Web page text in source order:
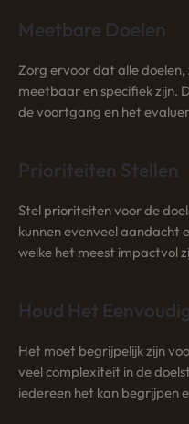
Meetbare Doelen
Zorg ervoor dat alle
meetbaar en specifiek zijn.
de voortgang en het
Prioriteiten Stellen
Stel prioriteiten voor de
kunnen evenveel aandacht
welke het meest impactvol
Houd Het Eenvoudig
Het moet begrijpelijk zijn
veel complexiteit in de
iedereen het kan begrijpen